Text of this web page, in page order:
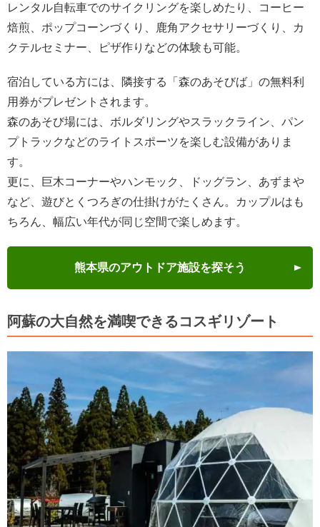
レンタル自転車でのサイクリングを楽しめたり、コーヒー
焙煎、ポップコーンづくり、鹿角アクセサリーづくり、カ
クテルセミナー、ピザ作りなどの体験も可能。
宿泊している方には、隣接する「森のあそびば」の無料利
用券がプレゼントされます。
森のあそび場には、ボルダリングやスラックライン、パン
プトラックなどのライトスポーツを楽しむ設備がありま
す。
更に、巨木コーナーやハンモック、ドッグラン、あずまや
など、遊びとくつろぎの仕掛けがたくさん。カップルはも
ちろん、幅広い年代が同じ空間で楽しめます。
熊本県のアウトドア施設を探そう
阿蘇の大自然を満喫できるコスギリゾート